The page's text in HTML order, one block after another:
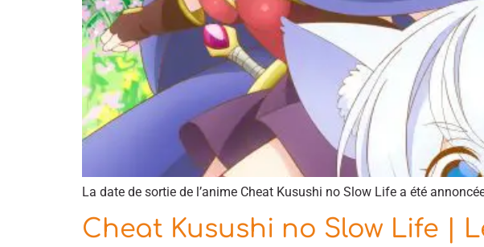
La date de sortie de l’anime Cheat Kusushi no Slow Life a été
Cheat Kusushi no Slow Life |